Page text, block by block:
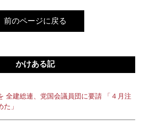
前のページに戻る
かけある記
全建総連、党国会議員団に要請 「４月注
」